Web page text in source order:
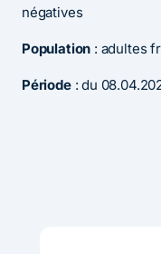
négatives
Population : adultes
Période : du